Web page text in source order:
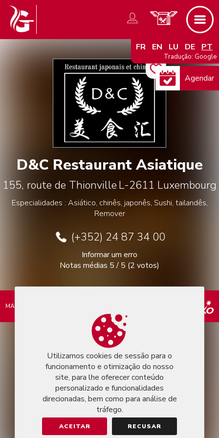
FR EN LU DE PT
Tradução: Google
D&C Restaurant Asiatique
155, route de Thionville L-2611 Luxembourg
Especialidades : Asiático, chinês, japonês, Sushi, tailandês,
Remover
(+352) 24 87 34 00
Informar um erro
Notas médias 5/ 5 (2 votos)
Agendar
Utilizamos cookies de sessão para o
funcionamento e otimização do nosso
site, para lhe oferecer conteúdo
personalizado e funcionalidades
direcionadas, bem como para análise de
tráfego.
ACEITAR RECUSAR
MARKEASY © 2026